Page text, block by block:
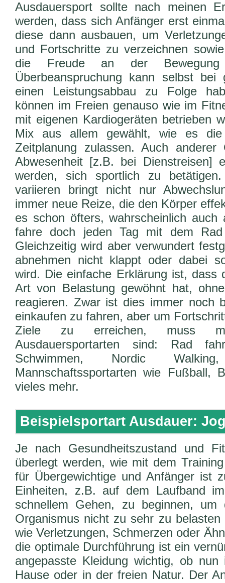
Ausdauersport sollte nach meinen
werden, dass sich Anfänger erst
diese dann ausbauen, um
und Fortschritte zu verzeichnen
die Freude an der
Überbeanspruchung kann selbst bei
einen Leistungsabbau zu Folge
können im Freien genauso wie im
mit eigenen Kardiogeräten betrieben
Mix aus allem gewählt, wie es die
Zeitplanung zulassen. Auch
Abwesenheit [z.B. bei Dienstreisen]
werden, sich sportlich zu betätigen.
variieren bringt nicht nur
immer neue Reize, die den Körper
es schon öfters, wahrscheinlich auch
fahre doch jeden Tag mit dem
Gleichzeitig wird aber verwundert
abnehmen nicht klappt oder dabei
wird. Die einfache Erklärung ist, dass
Art von Belastung gewöhnt hat,
reagieren. Zwar ist dies immer noch
einkaufen zu fahren, aber um
Ziele zu erreichen, muss
Ausdauersportarten sind: Rad
Schwimmen, Nordic
Mannschaftssportarten wie Fußball,
vieles mehr.
Beispielsportart Ausdauer:
Je nach Gesundheitszustand und
überlegt werden, wie mit dem
für Übergewichtige und Anfänger ist
Einheiten, z.B. auf dem Laufband
schnellem Gehen, zu beginnen,
Organismus nicht zu sehr zu belasten
wie Verletzungen, Schmerzen oder
die optimale Durchführung ist ein
angepasste Kleidung wichtig, ob
Hause oder in der freien Natur. Der